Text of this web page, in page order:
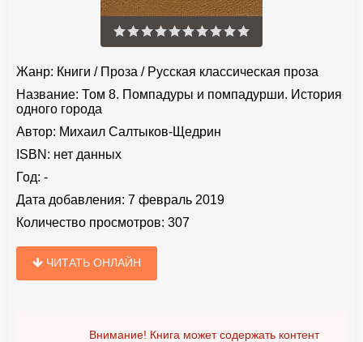
Жанр: Книги / Проза / Русская классическая проза
Название: Том 8. Помпадуры и помпадурши. История
одного города
Автор: Михаил Салтыков-Щедрин
ISBN: нет данных
Год: -
Дата добавления: 7 февраль 2019
Количество просмотров: 307
ЧИТАТЬ ОНЛАЙН
Внимание! Книга может содержать контент